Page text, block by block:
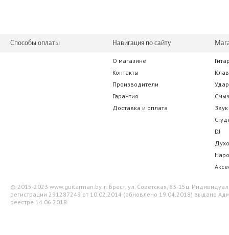
17.15 р.
Cherub
Способы оплаты Навигация по сайту
О магазине
Контакты
Производители
Гарантия
Доставка и оплата
Звук
DJ
© 2015-2023 www.guitarman.by. г. Брест, ул. Советская, 83-15ц.
регистрации 291287249 от 10.02.2014 (обновлено 19.04.2018) выдано
реестре 14.06.2018.